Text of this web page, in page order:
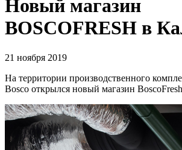
Новый магазин
BOSCOFRESH в
21 ноября 2019
На территории производственного
Bosco открылся новый магазин